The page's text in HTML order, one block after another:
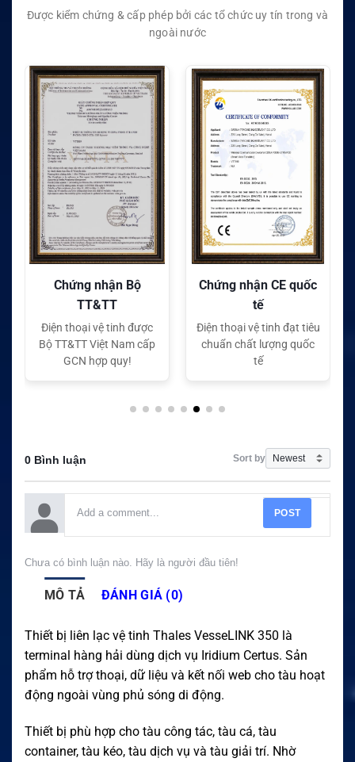
Được kiểm chứng & cấp phép bởi các tổ chức uy tín trong và
ngoài nước
Chứng nhận Bộ
TT&TT
Điện thoại vệ tinh được
Bộ TT&TT Việt Nam cấp
GCN hợp quy!
Chứng nhận CE quốc
Điện thoại vệ tinh đạt tiêu
chuẩn chất lượng quốc
0 Bình luận Sort by
POST
Chưa có bình luận nào. Hãy là người đầu tiên!
MÔ TẢ ĐÁNH GIÁ (0)
Thiết bị liên lạc vệ tinh Thales VesseLINK 350 là
terminal hàng hải dùng dịch vụ Iridium Certus. Sản
phẩm hỗ trợ thoại, dữ liệu và kết nối web cho tàu hoạt
động ngoài vùng phủ sóng di động.
Thiết bị phù hợp cho tàu công tác, tàu cá, tàu
container, tàu kéo, tàu dịch vụ và tàu giải trí. Nhờ